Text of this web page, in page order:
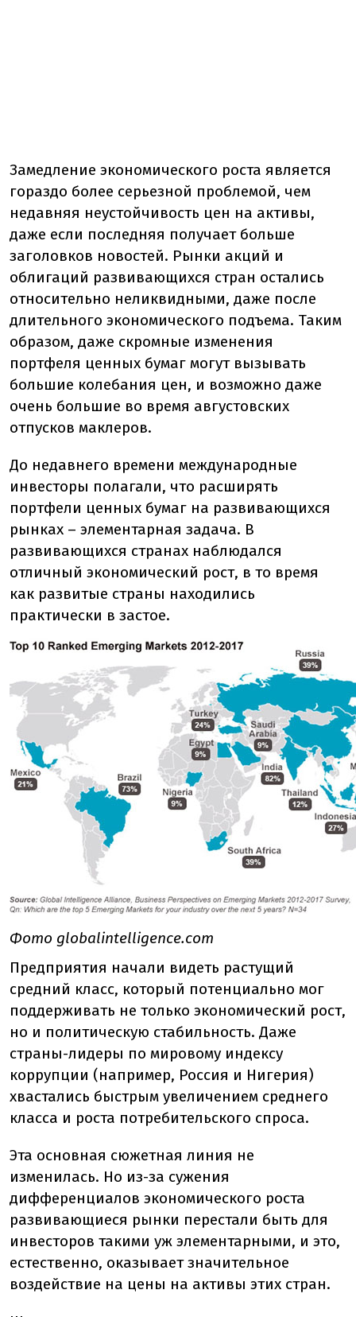
Замедление экономического роста является
гораздо более серьезной проблемой, чем
недавняя неустойчивость цен на активы,
даже если последняя получает больше
заголовков новостей. Рынки акций и
облигаций развивающихся стран остались
относительно неликвидными, даже после
длительного экономического подъема. Таким
образом, даже скромные изменения
портфеля ценных бумаг могут вызывать
большие колебания цен, и возможно даже
очень большие во время августовских
отпусков маклеров.
До недавнего времени международные
инвесторы полагали, что расширять
портфели ценных бумаг на развивающихся
рынках – элементарная задача. В
развивающихся странах наблюдался
отличный экономический рост, в то время
как развитые страны находились
практически в застое.
Фото globalintelligence.com
Предприятия начали видеть растущий
средний класс, который потенциально мог
поддерживать не только экономический рост,
но и политическую стабильность. Даже
страны-лидеры по мировому индексу
коррупции (например, Россия и Нигерия)
хвастались быстрым увеличением среднего
класса и роста потребительского спроса.
Эта основная сюжетная линия не
изменилась. Но из-за сужения
дифференциалов экономического роста
развивающиеся рынки перестали быть для
инвесторов такими уж элементарными, и это,
естественно, оказывает значительное
воздействие на цены на активы этих стран.